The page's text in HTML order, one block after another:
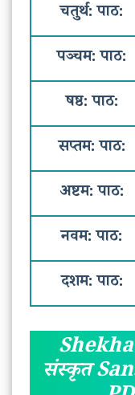
चतुर्थ: पाठ:
पञ्चम: पाठ:
षष्ठ: पाठ:
सप्तम: पाठ:
अष्टम: पाठ:
नवम: पाठ:
दशम: पाठ:
संस्कृत